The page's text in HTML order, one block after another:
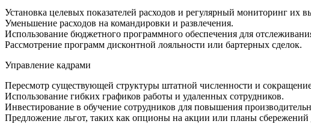
Установка целевых показателей расходов и регулярный мониторинг их
Уменьшение расходов на командировки и развлечения.
Использование бюджетного программного обеспечения для
Рассмотрение программ дисконтной лояльности или бартерных сделок.
Управление кадрами
Пересмотр существующей структуры штатной численности и
Использование гибких графиков работы и удаленных сотрудников.
Инвестирование в обучение сотрудников для повышения
Предложение льгот, таких как опционы на акции или планы